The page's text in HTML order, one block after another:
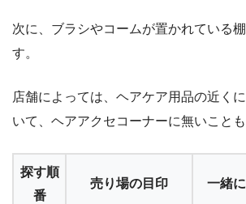
次に、ブラシやコームが置かれている
す。
店舗によっては、ヘアケア用品の近く
いて、ヘアアクセコーナーに無いことも
探す順
番
売り場の目印 一緒